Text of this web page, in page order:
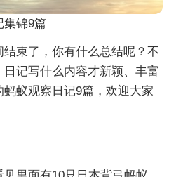
集锦9篇
束了，你有什么总结呢？不
记写什么内容才新颖、丰富
蚁观察日记9篇，欢迎大家